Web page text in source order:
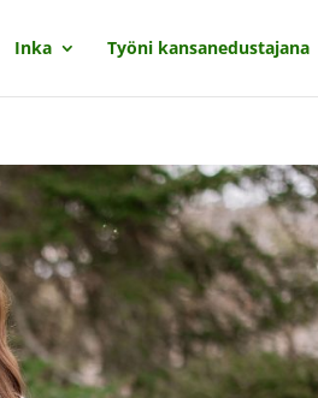
Inka Työni kansanedustajana